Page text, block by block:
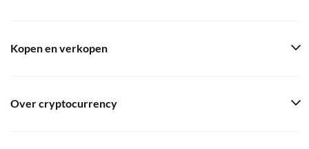
Kopen en verkopen
Over cryptocurrency